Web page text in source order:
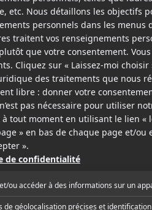
Boily
restent bidimensionnels,
pas de l'écran. Leur drame non plus.